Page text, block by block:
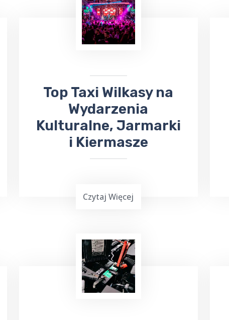
Top Taxi Wilkasyoferuje
taksówką do SzpitalaWojewódzkiego,
Specjalistycznych oraz
Top Taxi Wilkasy na
Wydarzenia
Kulturalne, Jarmarki
i Kiermasze
Wielu z nas lubi uczestniczyć w różnych
wydarzeniach kulturalnych. W takiej
sytuacji skorzystaj z usług TOP TAXI
Czytaj Więcej